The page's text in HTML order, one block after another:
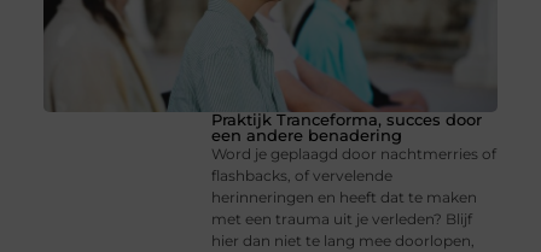
Praktijk Tranceforma, succes door
een andere benadering
Word je geplaagd door nachtmerries of
flashbacks, of vervelende
herinneringen en heeft dat te maken
met een trauma uit je verleden? Blijf
hier dan niet te lang mee doorlopen,